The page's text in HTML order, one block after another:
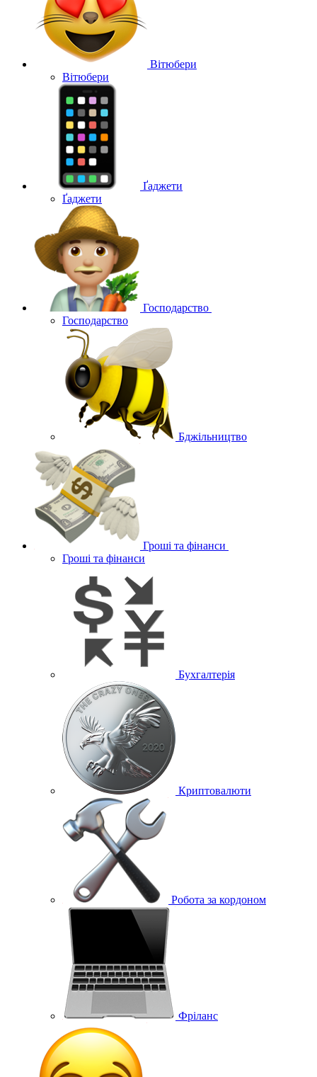
Вітюбери
Вітюбери
Ґаджети
Ґаджети
Господарство
Господарство
Бджільництво
Гроші та фінанси
Гроші та фінанси
Бухгалтерія
Криптовалюти
Робота за кордоном
Фріланс